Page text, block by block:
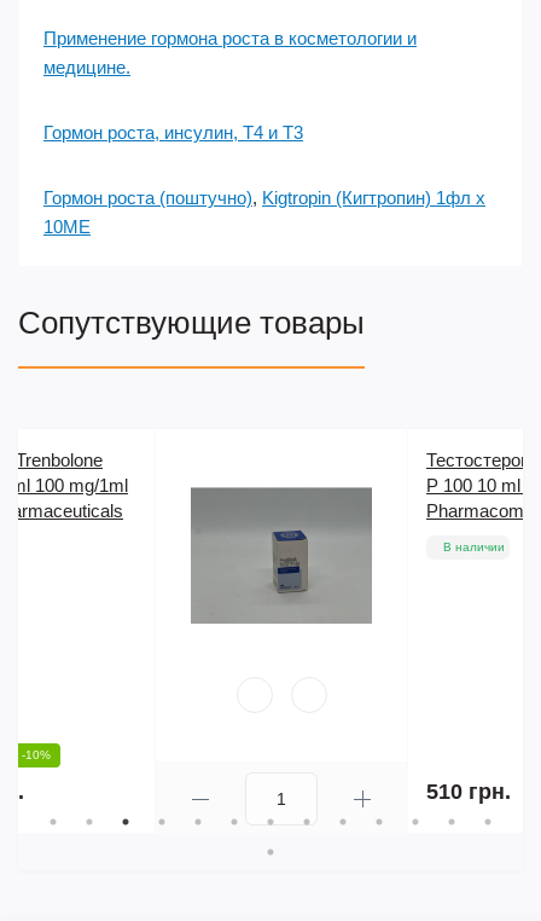
Применение гормона роста в косметологии и
медицине.
Гормон роста, инсулин, Т4 и Т3
Гормон роста (поштучно), Kigtropin (Кигтропин) 1фл х
10ME
Сопутствующие товары
Тестостерон Pharma Test
P 100 10 ml 100 mg/1ml
Pharmacom Labs
510 грн.